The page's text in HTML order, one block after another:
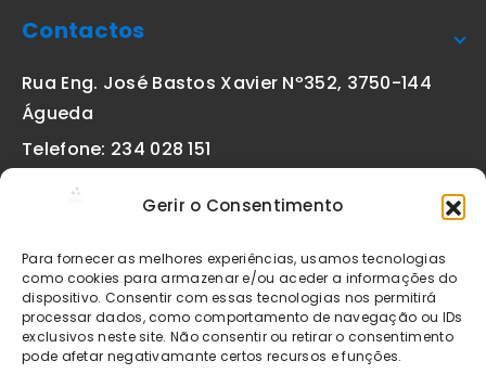
Gerir o Consentimento
Para fornecer as melhores experiências, usamos tecnologias
como cookies para armazenar e/ou aceder a informações do
dispositivo. Consentir com essas tecnologias nos permitirá
processar dados, como comportamento de navegação ou IDs
exclusivos neste site. Não consentir ou retirar o consentimento
pode afetar negativamante certos recursos e funções.
Contactos
Rua Eng. José Bastos Xavier Nº352, 3750-144
Águeda
Telefone: 234 028 151
geral@etiquetas-online.pt
Os preços indicados incluem IVA à taxa legal em vigor. Todos
os artigos apresentados no site encontram-se sujeitos à
disponibilidade de stock após confirmação da encomenda. As